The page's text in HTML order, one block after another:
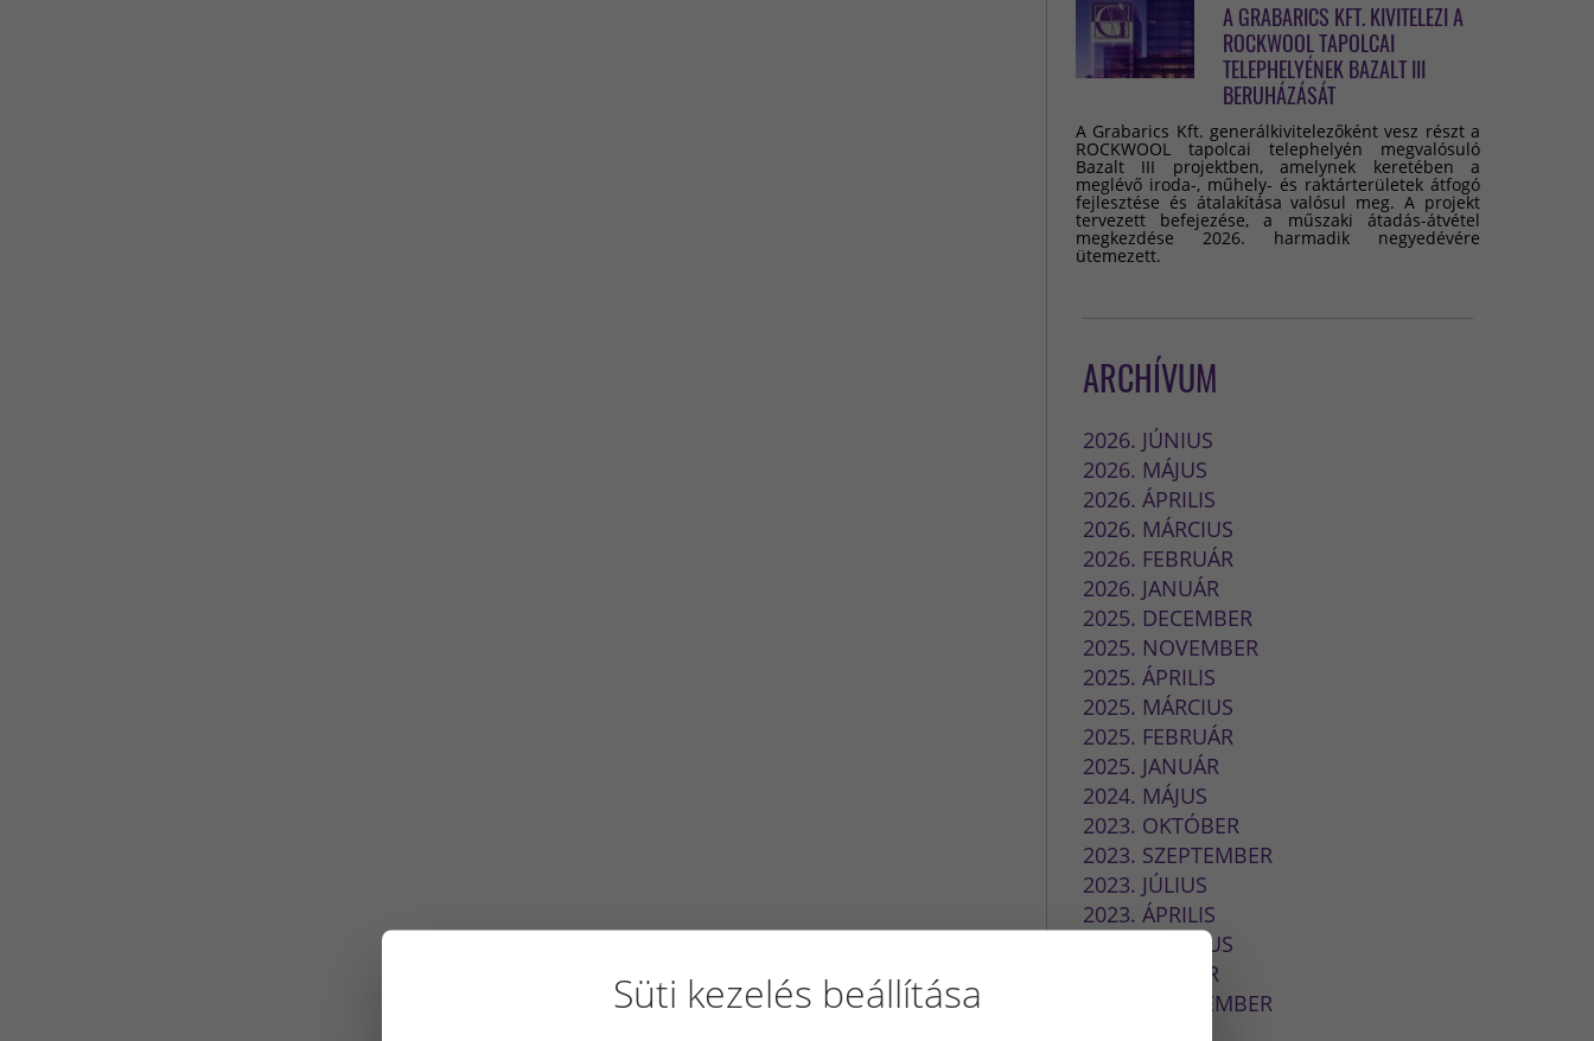
A GRABARICS KFT. KIVITELEZI A
ROCKWOOL TAPOLCAI
TELEPHELYÉNEK BAZALT III
BERUHÁZÁSÁT
A Grabarics Kft. generálkivitelezőként vesz részt a
ROCKWOOL tapolcai telephelyén megvalósuló
Bazalt III projektben, amelynek keretében a
meglévő iroda-, műhely- és raktárterületek átfogó
fejlesztése és átalakítása valósul meg. A projekt
tervezett befejezése, a műszaki átadás-átvétel
megkezdése 2026. harmadik negyedévére
ütemezett.
ARCHÍVUM
2026. JÚNIUS
2026. MÁJUS
2026. ÁPRILIS
2026. MÁRCIUS
2026. FEBRUÁR
2026. JANUÁR
2025. DECEMBER
2025. NOVEMBER
2025. ÁPRILIS
2025. MÁRCIUS
2025. FEBRUÁR
2025. JANUÁR
2024. MÁJUS
2023. OKTÓBER
2023. SZEPTEMBER
2023. JÚLIUS
2023. ÁPRILIS
2023. MÁRCIUS
2023. JANUÁR
2022. SZEPTEMBER
Süti kezelés beállítása